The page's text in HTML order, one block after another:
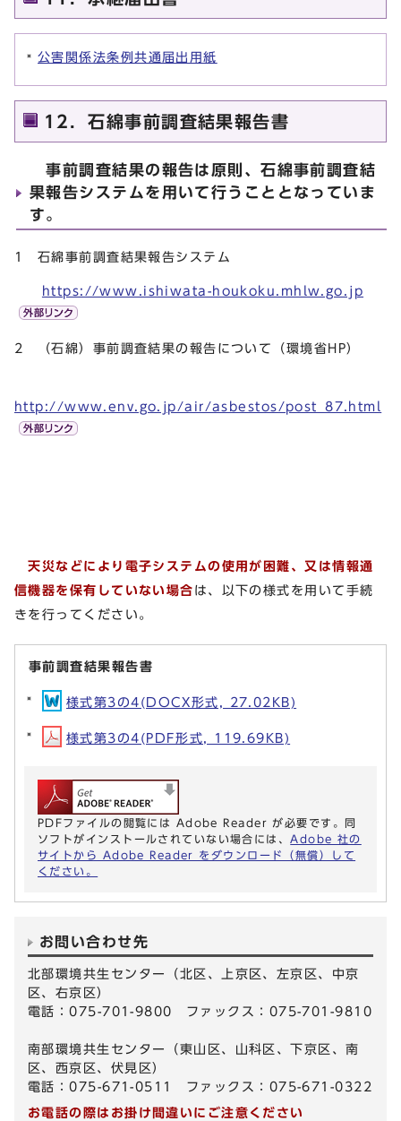
公害関係法条例共通届出用紙
12．石綿事前調査結果報告書
事前調査結果の報告は原則、石綿事前調査結
果報告システムを用いて行うこととなっていま
す。
1 石綿事前調査結果報告システム
https://www.ishiwata-houkoku.mhlw.go.jp
2 （石綿）事前調査結果の報告について（環境省HP）
http://www.env.go.jp/air/asbestos/post_87.html
天災などにより電子システムの使用が困難、又は情報通
信機器を保有していない場合 は、以下の様式を用いて手続
きを行ってください。
事前調査結果報告書
様式第3の4(DOCX形式, 27.02KB)
様式第3の4(PDF形式, 119.69KB)
PDFファイルの閲覧には Adobe Reader が必要です。同
ソフトがインストールされていない場合には、 Adobe 社の
サイトから Adobe Reader をダウンロード（無償）して
ください。
お問い合わせ先
北部環境共生センター（北区、上京区、左京区、中京
区、右京区）
電話：075-701-9800 ファックス：075-701-9810
南部環境共生センター（東山区、山科区、下京区、南
区、西京区、伏見区）
電話：075-671-0511 ファックス：075-671-0322
お電話の際はお掛け間違いにご注意ください